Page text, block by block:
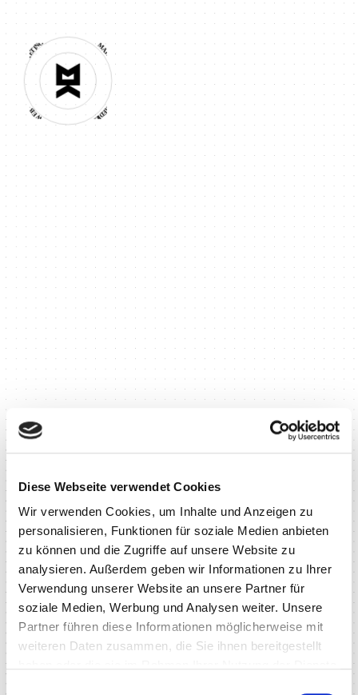
Diese Webseite verwendet Cookies
Wir verwenden Cookies, um Inhalte und Anzeigen zu
personalisieren, Funktionen für soziale Medien anbieten
zu können und die Zugriffe auf unsere Website zu
analysieren. Außerdem geben wir Informationen zu Ihrer
Verwendung unserer Website an unsere Partner für
soziale Medien, Werbung und Analysen weiter. Unsere
Partner führen diese Informationen möglicherweise mit
weiteren Daten zusammen, die Sie ihnen bereitgestellt